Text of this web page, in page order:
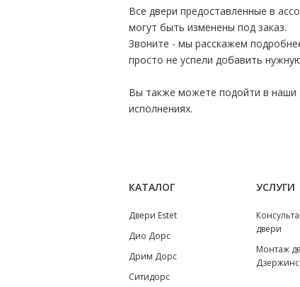
Все двери предоставленные в
могут быть изменены под заказ.
Звоните - мы расскажем
просто не успели добавить
Вы также можете подойти в наши
исполнениях.
КАТАЛОГ
Двери Estet
Дио Дорс
Дрим Дорс
Ситидорс
УСЛУГИ
двери
Монтаж